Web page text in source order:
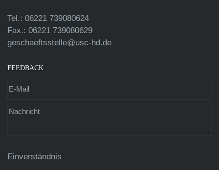
Tel.: 06221 739080624
Fax.: 06221 739080629
geschaeftsstelle@usc-hd.de
FEEDBACK
Einverständnis